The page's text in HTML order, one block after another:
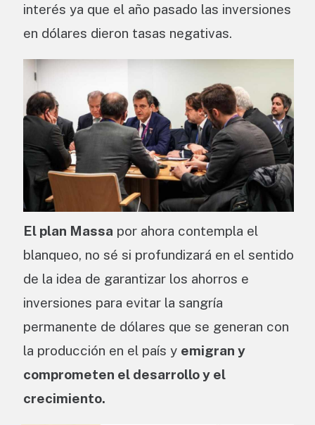
interés ya que el año pasado las inversiones
en dólares dieron tasas negativas.
El plan Massa por ahora contempla el
blanqueo, no sé si profundizará en el sentido
de la idea de garantizar los ahorros e
inversiones para evitar la sangría
permanente de dólares que se generan con
la producción en el país y emigran y
comprometen el desarrollo y el
crecimiento.